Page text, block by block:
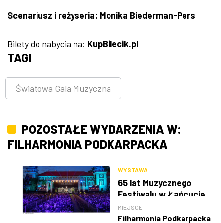
Scenariusz i reżyseria: Monika Biederman-Pers
Bilety do nabycia na: KupBilecik.pl
TAGI
Światowa Gala Muzyczna
POZOSTAŁE WYDARZENIA W:
FILHARMONIA PODKARPACKA
WYSTAWA
65 lat Muzycznego
Festiwalu w Łańcucie
MIEJSCE
Filharmonia Podkarpacka